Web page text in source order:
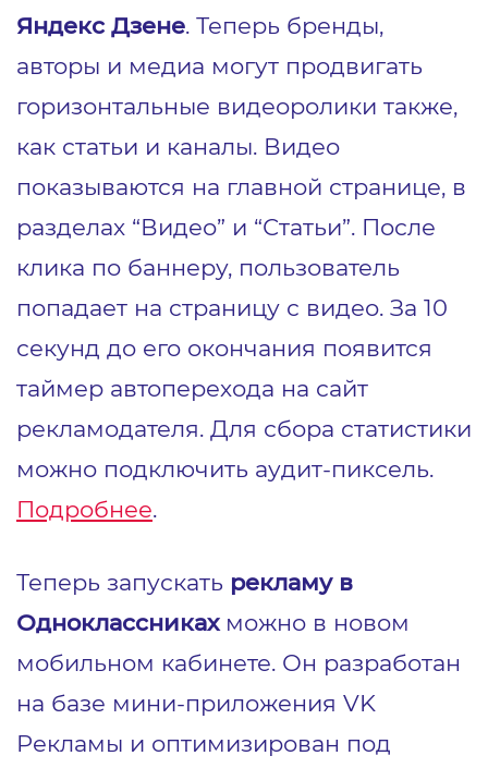
Яндекс Дзене. Теперь бренды,
авторы и медиа могут продвигать
горизонтальные видеоролики также,
как статьи и каналы. Видео
показываются на главной странице, в
разделах “Видео” и “Статьи”. После
клика по баннеру, пользователь
попадает на страницу с видео. За 10
секунд до его окончания появится
таймер автоперехода на сайт
рекламодателя. Для сбора статистики
можно подключить аудит-пиксель.
Подробнее.
Теперь запускать рекламу в
Одноклассниках можно в новом
мобильном кабинете. Он разработан
на базе мини-приложения VK
Рекламы и оптимизирован под